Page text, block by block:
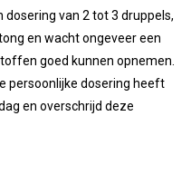
van 2 tot 3 druppels,
en wacht ongeveer een
goed kunnen opnemen.
persoonlijke dosering heeft
en overschrijd deze